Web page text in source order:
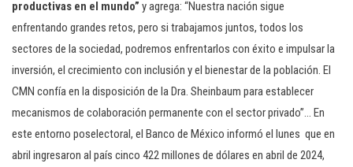
productivas en el mundo” y agrega: “Nuestra nación sigue
enfrentando grandes retos, pero si trabajamos juntos, todos los
sectores de la sociedad, podremos enfrentarlos con éxito e impulsar la
inversión, el crecimiento con inclusión y el bienestar de la población. El
CMN confía en la disposición de la Dra. Sheinbaum para establecer
mecanismos de colaboración permanente con el sector privado”… En
este entorno poselectoral, el Banco de México informó el lunes que en
abril ingresaron al país cinco 422 millones de dólares en abril de 2024,